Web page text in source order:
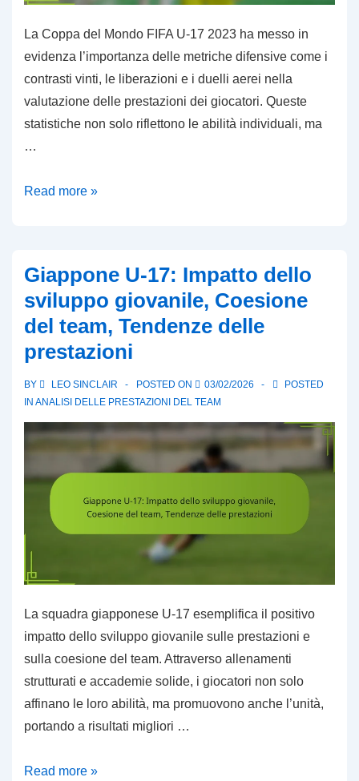
La Coppa del Mondo FIFA U-17 2023 ha messo in
evidenza l’importanza delle metriche difensive come i
contrasti vinti, le liberazioni e i duelli aerei nella
valutazione delle prestazioni dei giocatori. Queste
statistiche non solo riflettono le abilità individuali, ma
…
Leader
Rinvii,
Duelli
aerei
nella
del
FIFA
17
Read more »
Giappone U-17: Impatto dello
sviluppo giovanile, Coesione
del team, Tendenze delle
prestazioni
BY LEO SINCLAIR POSTED ON 03/02/2026
POSTED
IN ANALISI DELLE PRESTAZIONI DEL TEAM
La squadra giapponese U-17 esemplifica il positivo
impatto dello sviluppo giovanile sulle prestazioni e
sulla coesione del team. Attraverso allenamenti
strutturati e accademie solide, i giocatori non solo
affinano le loro abilità, ma promuovono anche l’unità,
portando a risultati migliori …
Giappone
Read more »